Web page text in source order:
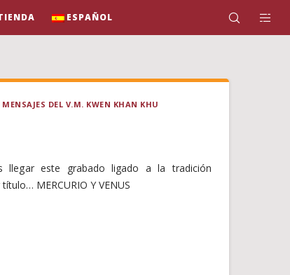
ESPAÑOL
MENSAJES DEL V.M. KWEN KHAN KHU
este grabado ligado a la tradición
MERCURIO Y VENUS